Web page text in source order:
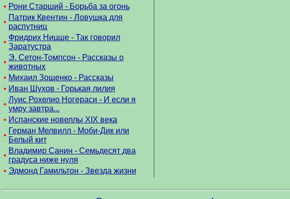
• Рони Старший - Борьба за огонь
•
Патрик Квентин - Ловушка для
распутниц
•
Фридрих Ницше - Так говорил
Заратустра
•
Э. Сетон-Томпсон - Рассказы о
животных
• Михаил Зощенко - Рассказы
• Иван Шухов - Горькая лилия
•
Луис Рохелио Ногераси - И если я
умру завтра...
• Испанские новеллы XIX века
•
Герман Мелвилл - Моби-Дик или
Белый кит
•
Владимир Санин - Семьдесят два
градуса ниже нуля
• Эдмонд Гамильтон - Звезда жизни